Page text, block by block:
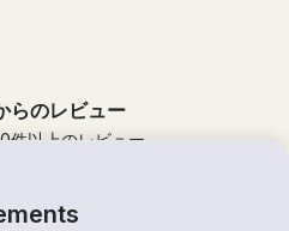
らのレビュー
件以上のレビュー